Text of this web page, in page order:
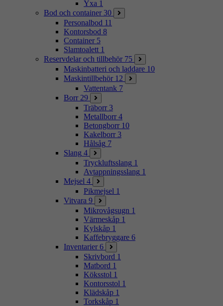
Yxa 1
Bod och container 30
Personalbod 11
Kontorsbod 8
Container 5
Slamtoalett 1
Reservdelar och tillbehör 75
Maskinbatteri och laddare 10
Maskintillbehör 12
Vattentank 7
Borr 29
Träborr 3
Metallborr 4
Betongborr 10
Kakelborr 3
Hålsåg 7
Slang 4
Tryckluftsslang 1
Avtappningsslang 1
Mejsel 4
Pikmejsel 1
Vitvara 9
Mikrovågsugn 1
Värmeskåp 1
Kylskåp 1
Kaffebryggare 6
Inventarier 6
Skrivbord 1
Matbord 1
Köksstol 1
Kontorsstol 1
Klädskåp 1
Torkskåp 1